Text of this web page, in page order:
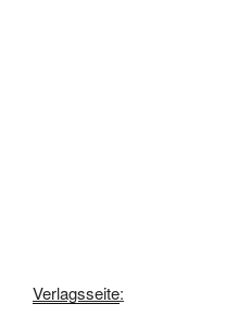
Verlagsseite: